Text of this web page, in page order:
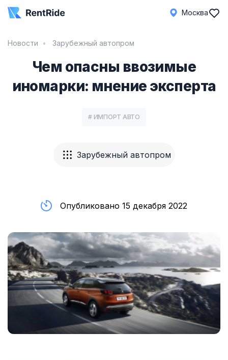
Москва
Новости Зарубежный автопром
Чем опасны ввозимые
иномарки: мнение эксперта
# ИМПОРТ АВТО
Зарубежный автопром
Опубликовано 15 декабря 2022